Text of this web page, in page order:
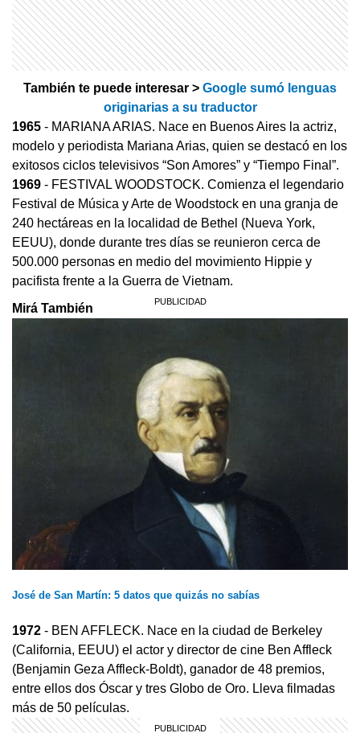
También te puede interesar > Google sumó lenguas
originarias a su traductor
1965 - MARIANA ARIAS. Nace en Buenos Aires la actriz,
modelo y periodista Mariana Arias, quien se destacó en los
exitosos ciclos televisivos “Son Amores” y “Tiempo Final”.
1969 - FESTIVAL WOODSTOCK. Comienza el legendario
Festival de Música y Arte de Woodstock en una granja de
240 hectáreas en la localidad de Bethel (Nueva York,
EEUU), donde durante tres días se reunieron cerca de
500.000 personas en medio del movimiento Hippie y
pacifista frente a la Guerra de Vietnam.
Mirá También
José de San Martín: 5 datos que quizás no sabías
1972 - BEN AFFLECK. Nace en la ciudad de Berkeley
(California, EEUU) el actor y director de cine Ben Affleck
(Benjamin Geza Affleck-Boldt), ganador de 48 premios,
entre ellos dos Óscar y tres Globo de Oro. Lleva filmadas
más de 50 películas.